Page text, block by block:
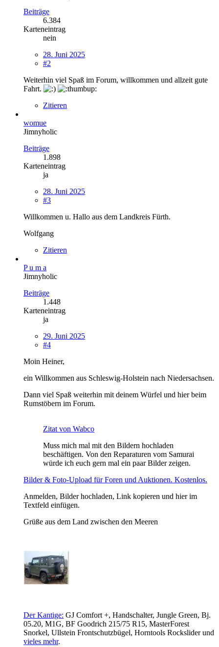
Beiträge
6.384
Karteneintrag
nein
28. Juni 2025
#2
Weiterhin viel Spaß im Forum, willkommen und allzeit gute
Fahrt.
Zitieren
womue
Jimnyholic
Beiträge
1.898
Karteneintrag
ja
28. Juni 2025
#3
Willkommen u. Hallo aus dem Landkreis Fürth.
Wolfgang
Zitieren
P u m a
Jimnyholic
Beiträge
1.448
Karteneintrag
ja
29. Juni 2025
#4
Moin Heiner,
ein Willkommen aus Schleswig-Holstein nach Niedersachsen.
Dann viel Spaß weiterhin mit deinem Würfel und hier beim
Rumstöbern im Forum.
Zitat von Wabco
Muss mich mal mit den Bildern hochladen
beschäftigen. Von den Reparaturen vom Samurai
würde ich euch gern mal ein paar Bilder zeigen.
Bilder & Foto-Upload für Foren und Auktionen. Kostenlos.
Anmelden, Bilder hochladen, Link kopieren und hier im
Textfeld einfügen.
Grüße aus dem Land zwischen den Meeren
Der Kantige: GJ Comfort +, Handschalter, Jungle Green, Bj.
05.20, M1G, BF Goodrich 215/75 R15, MasterForest
Snorkel, Ullstein Frontschutzbügel, Horntools Rockslider und
vieles mehr.